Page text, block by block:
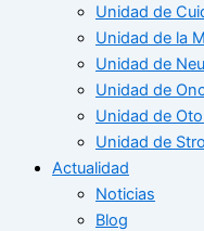
Unidad de
Unidad de la
Unidad de
Unidad de
Unidad de
Unidad de
Actualidad
Noticias
Blog